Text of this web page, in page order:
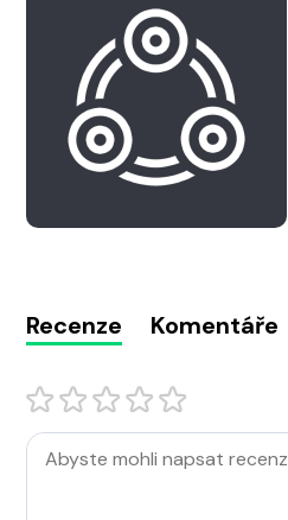
Recenze Komentáře